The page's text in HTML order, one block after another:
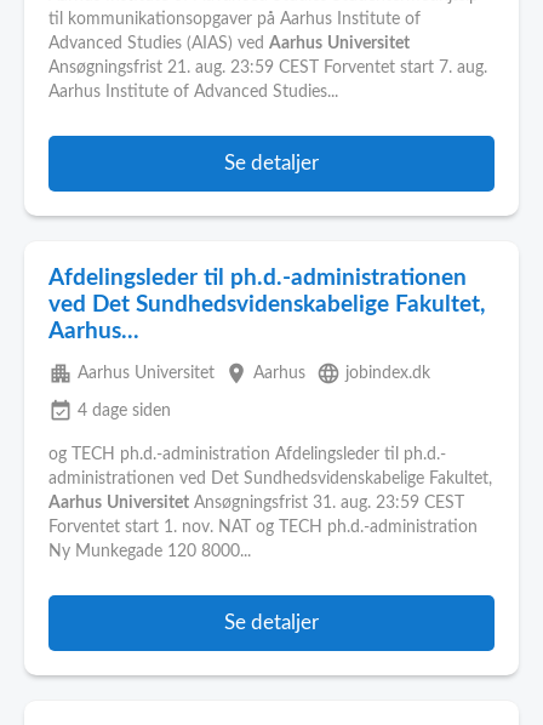
til kommunikationsopgaver på Aarhus Institute of
Advanced Studies (AIAS) ved Aarhus Universitet
Ansøgningsfrist 21. aug. 23:59 CEST Forventet start 7. aug.
Aarhus Institute of Advanced Studies...
Se detaljer
Afdelingsleder til ph.d.-administrationen
ved Det Sundhedsvidenskabelige Fakultet,
Aarhus...
apartment Aarhus Universitet place Aarhus language jobindex.dk
event_available 4 dage siden
og TECH ph.d.-administration Afdelingsleder til ph.d.-
administrationen ved Det Sundhedsvidenskabelige Fakultet,
Aarhus Universitet Ansøgningsfrist 31. aug. 23:59 CEST
Forventet start 1. nov. NAT og TECH ph.d.-administration
Ny Munkegade 120 8000...
Se detaljer